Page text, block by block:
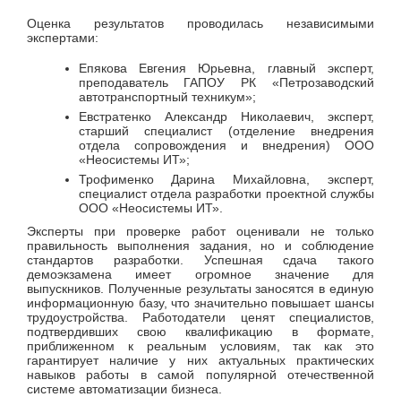
Оценка результатов проводилась независимыми
экспертами:
Епякова Евгения Юрьевна, главный эксперт,
преподаватель ГАПОУ РК «Петрозаводский
автотранспортный техникум»;
Евстратенко Александр Николаевич, эксперт,
старший специалист (отделение внедрения
отдела сопровождения и внедрения) ООО
«Неосистемы ИТ»;
Трофименко Дарина Михайловна, эксперт,
специалист отдела разработки проектной службы
ООО «Неосистемы ИТ».
Эксперты при проверке работ оценивали не только
правильность выполнения задания, но и соблюдение
стандартов разработки. Успешная сдача такого
демоэкзамена имеет огромное значение для
выпускников. Полученные результаты заносятся в единую
информационную базу, что значительно повышает шансы
трудоустройства. Работодатели ценят специалистов,
подтвердивших свою квалификацию в формате,
приближенном к реальным условиям, так как это
гарантирует наличие у них актуальных практических
навыков работы в самой популярной отечественной
системе автоматизации бизнеса.